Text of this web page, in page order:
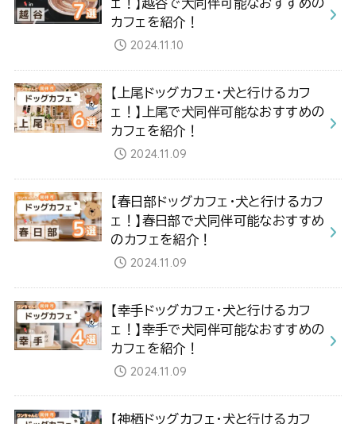
ェ！】越谷で犬同伴可能なおすすめの
カフェを紹介！
2024.11.10
【上尾ドッグカフェ・犬と行けるカフ
ェ！】上尾で犬同伴可能なおすすめの
カフェを紹介！
2024.11.09
【春日部ドッグカフェ・犬と行けるカフ
ェ！】春日部で犬同伴可能なおすすめ
のカフェを紹介！
2024.11.09
【幸手ドッグカフェ・犬と行けるカフ
ェ！】幸手で犬同伴可能なおすすめの
カフェを紹介！
2024.11.09
【神栖ドッグカフェ・犬と行けるカフ